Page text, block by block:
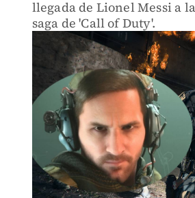
llegada de Lionel Messi a
saga de 'Call of Duty'.